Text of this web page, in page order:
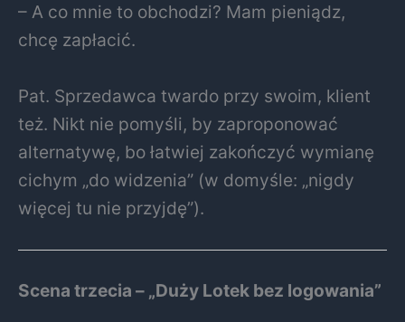
– A co mnie to obchodzi? Mam pieniądz,
chcę zapłacić.
Pat. Sprzedawca twardo przy swoim, klient
też. Nikt nie pomyśli, by zaproponować
alternatywę, bo łatwiej zakończyć wymianę
cichym „do widzenia” (w domyśle: „nigdy
więcej tu nie przyjdę”).
Scena trzecia – „Duży Lotek bez logowania”